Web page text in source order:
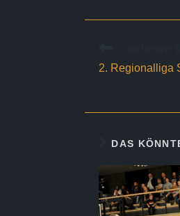
ansehen
2. Regionalliga
DAS